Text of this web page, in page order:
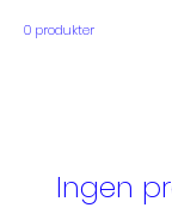
0 produkter
Ingen